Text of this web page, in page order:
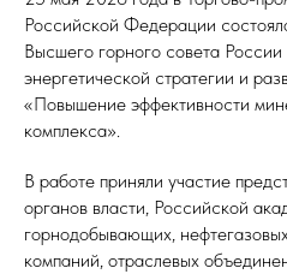
Российской Федерации
Высшего горного совета
энергетической стратегии и
«Повышение эффективности
комплекса».
В работе приняли участие
органов власти, Российской
горнодобывающих,
компаний, отраслевых